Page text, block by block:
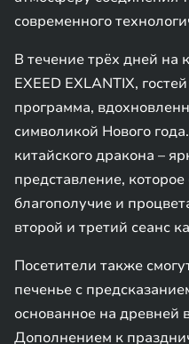
современного
В течение трёх дней на
EXEED EXLANTIX,
программа,
символикой Нового
китайского дракона –
представление,
благополучие и
второй и третий сеанс
Посетители также
печенье с
основанное на древней
Дополнением к